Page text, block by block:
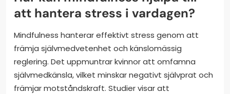
att hantera stress i vardagen?
Mindfulness hanterar effektivt stress genom att
främja självmedvetenhet och känslomässig
reglering. Det uppmuntrar kvinnor att omfamna
självmedkänsla, vilket minskar negativt självprat och
främjar motståndskraft. Studier visar att